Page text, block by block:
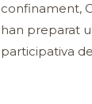
confinament,
han preparat
participativa